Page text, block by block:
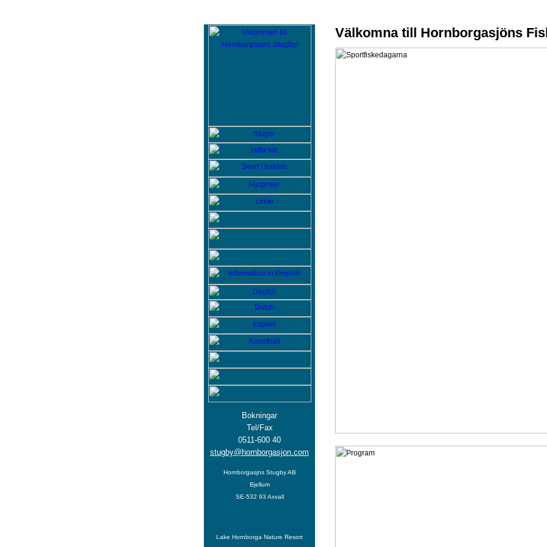
Bokningar
Tel/Fax
0511-600 40
stugby@hornborgasjon.com
Hornborgasjns Stugby AB
Bjellum
SE-532 93 Axvall
Lake Hornborga Nature Resort
Välkomna till Hornborgasjöns